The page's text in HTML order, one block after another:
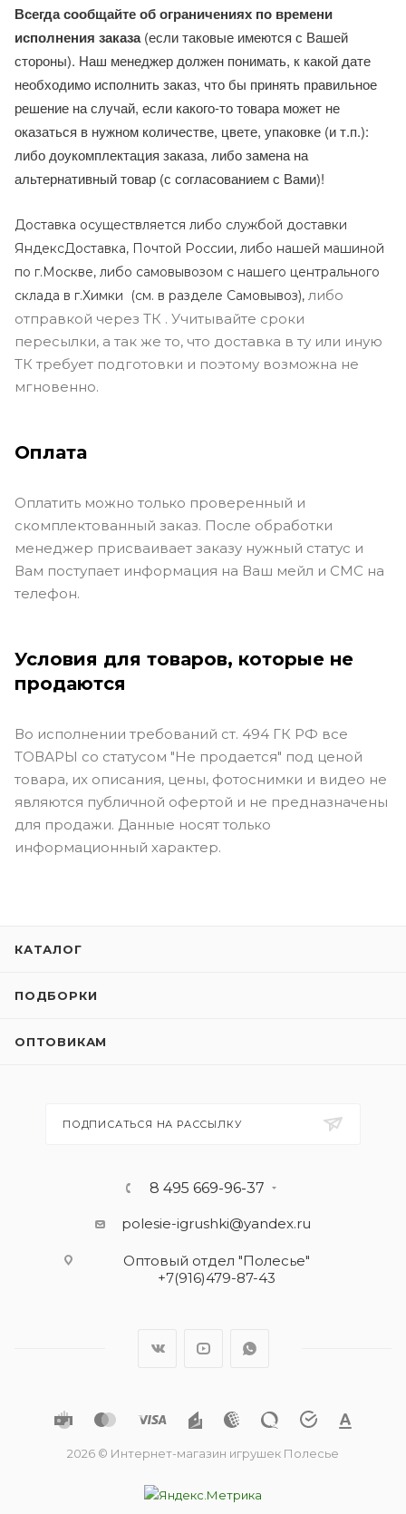
Всегда сообщайте об ограничениях по времени
исполнения заказа(если таковые имеются с Вашей
стороны). Наш менеджер должен понимать, к какой дате
необходимо исполнить заказ, что бы принять правильное
решение на случай, если какого-то товара может не
оказаться в нужном количестве, цвете, упаковке (и т.п.):
либо доукомплектация заказа, либо замена на
альтернативный товар (с согласованием с Вами)!
Доставка осуществляется либо службой доставки
ЯндексДоставка, Почтой России, либо нашей машиной
по г.Москве, либо самовывозом с нашего центрального
склада в г.Химки (см. в разделе Самовывоз), либо
отправкой через ТК . Учитывайте сроки
пересылки, а так же то, что доставка в ту или иную
ТК требует подготовки и поэтому возможна не
мгновенно.
Оплата
Оплатить можно только проверенный и
скомплектованный заказ. После обработки
менеджер присваивает заказу нужный статус и
Вам поступает информация на Ваш мейл и СМС на
телефон.
Условия для товаров, которые не
продаются
Во исполнении требований ст. 494 ГК РФ все
ТОВАРЫ со статусом "Не продается" под ценой
товара, их описания, цены, фотоснимки и видео не
являются публичной офертой и не предназначены
для продажи. Данные носят только
информационный характер.
КАТАЛОГ
ПОДБОРКИ
ОПТОВИКАМ
ПОДПИСАТЬСЯ НА РАССЫЛКУ
8 495 669-96-37
polesie-igrushki@yandex.ru
Оптовый отдел "Полесье"
+7(916)479-87-43
2026 © Интернет-магазин игрушек Полесье